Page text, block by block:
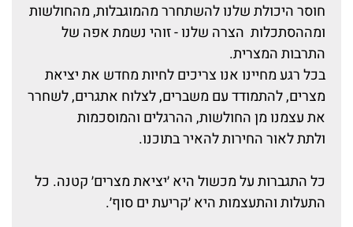
חוסר היכולת שלנו להשתחרר מהמוגבלות, מהחולשות
ומההסתכלות הצרה שלנו - זוהי נשמת אפה של
התרבות המצרית.
בכל רגע מחיינו אנו צריכים לחיות מחדש את יציאת
מצרים, להתמודד עם משברים, לצלוח אתגרים, לשחרר
את עצמנו מן החולשות, ההרגלים והמוסכמות
ולתת לאור החירות להאיר בתוכנו.
כל התגברות על מכשול היא ׳יציאת מצרים׳ קטנה. כל
התעלות והתעצמות היא ׳קריעת ים סוף׳.